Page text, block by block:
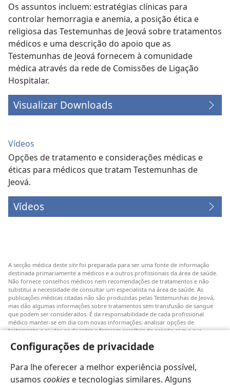
Configurações de privacidade
Para lhe oferecer a melhor experiência possível,
usamos cookies e tecnologias similares. Alguns
Os assuntos incluem: estratégias clínicas para
controlar hemorragia e anemia, a posição ética e
religiosa das Testemunhas de Jeová sobre tratamentos
médicos e uma descrição do apoio que as
Testemunhas de Jeová fornecem à comunidade
médica através da rede de Comissões de Ligação
Hospitalar.
Visualizar Downloads
Vídeos
Opções de tratamento e considerações médicas e
éticas para médicos que tratam Testemunhas de
Jeová.
Vídeos
A secção médica deste site foi preparada para ser uma fonte de informação
destinada primariamente a médicos e a outros profissionais da área de saúde.
Não fornece conselhos médicos nem recomendações de tratamentos e não
substitui a necessidade de consultar um especialista na área de saúde. As
publicações médicas citadas não são produzidas pelas Testemunhas de Jeová,
mas dão algumas informações sobre tratamentos sem transfusão de sangue
que podem ser considerados. É da responsabilidade de cada profissional
médico manter-se em dia com novas informações, analisar opções de
tratamento e ajudar os doentes a fazerem escolhas de acordo com a sua
serão aplicáveis ou aceitáveis para todos os doentes.
para obter informações sobre doenças ou tratamentos. Consulte um médico se
achar que tem um problema de saúde.